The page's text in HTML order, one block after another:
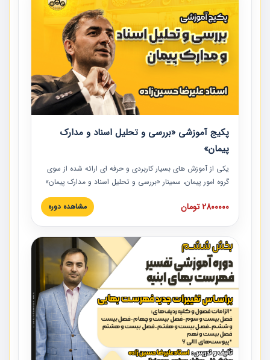
پکیج آموزشی «بررسی و تحلیل اسناد و مدارک
پیمان»
یکی از آموزش‏‏‏‏‏‏ های بسیار کاربردی و حرفه‏ ای ارائه شده از سوی
گروه امور پیمان، سمینار «بررسی و تحلیل اسناد و مدارک پیمان»
است که در دانشگاه صنعتی شریف ارائه شد. در این آموزش
نکات کلیدی مربوط به اسناد و مدارک پیمان، اولویت بندی اسناد
پیمان به همراه تجربیات عملی در این خصوص ارائه شده است.
2800000 تومان مشاهده دوره